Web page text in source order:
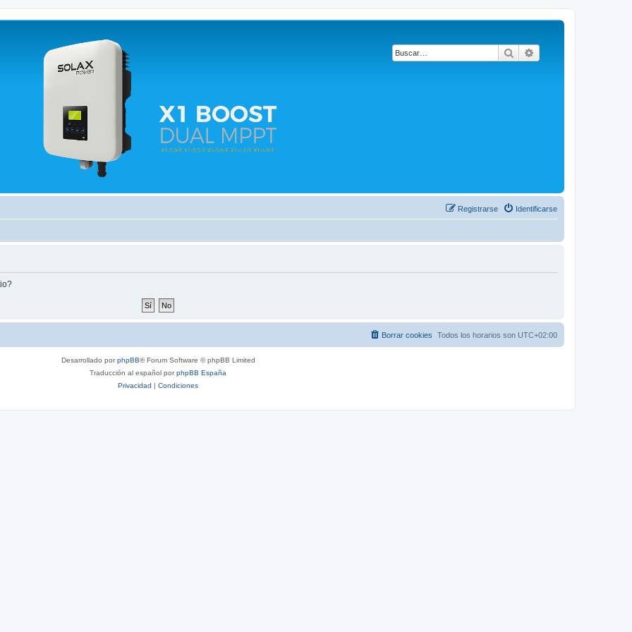
Buscar
Identificarse
Registrarse
Todos los horarios son UTC+02:00
Borrar cookies
Desarrollado porphpBB® Forum Software © phpBB Limited
Traducción al español porphpBB España
Privacidad | Condiciones